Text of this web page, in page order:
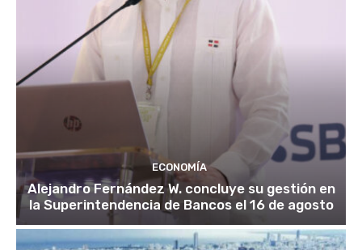
ECONOMÍA
Alejandro Fernández W. concluye su gestión en
la Superintendencia de Bancos el 16 de agosto